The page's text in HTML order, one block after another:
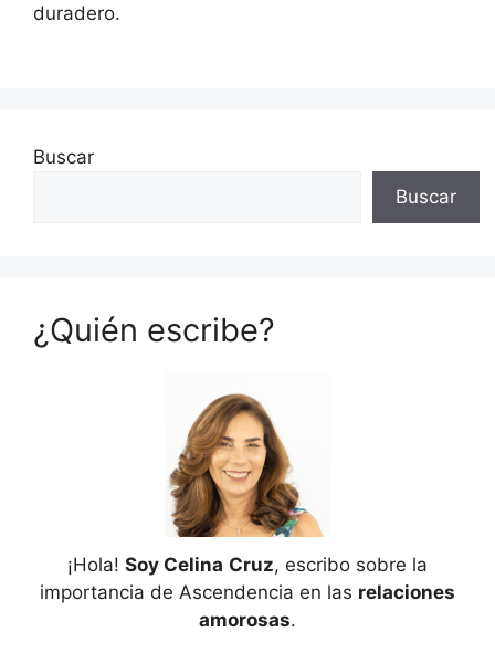
duradero.
Buscar
Buscar
¿Quién escribe?
¡Hola! Soy Celina Cruz, escribo sobre la
importancia de Ascendencia en las relaciones
amorosas.